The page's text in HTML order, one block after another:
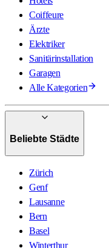
Coiffeure
Ärzte
Elektriker
Sanitärinstallation
Garagen
Alle Kategorien
Beliebte Städte
Zürich
Genf
Lausanne
Bern
Basel
Winterthur